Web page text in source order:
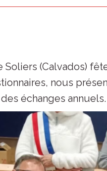
(Calvados)
nous
échanges annuels.